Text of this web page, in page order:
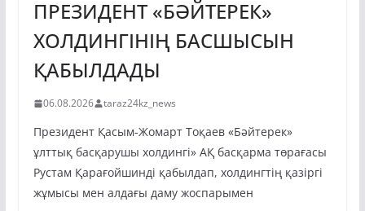
ПРЕЗИДЕНТ «БӘЙТЕРЕК»
ХОЛДИНГІНІҢ БАСШЫСЫН
ҚАБЫЛДАДЫ
06.08.2026 taraz24kz_news
Президент Қасым-Жомарт Тоқаев «Бәйтерек»
ұлттық басқарушы холдингі» АҚ басқарма төрағасы
Рустам Қарағойшинді қабылдап, холдингтің қазіргі
жұмысы мен алдағы даму жоспарымен